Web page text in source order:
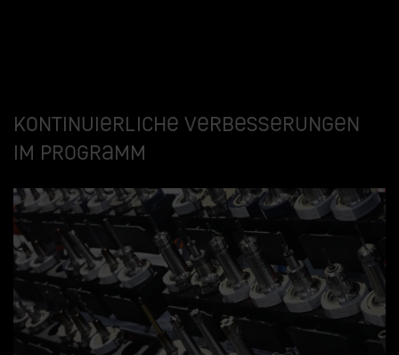
Kontinuierliche Verbesserungen
im Programm